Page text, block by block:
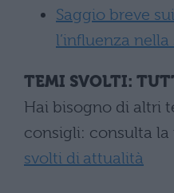
Saggio breve
l’influenza
TEMI SVOLTI:
Hai bisogno di altri
consigli: consulta
svolti di attualità